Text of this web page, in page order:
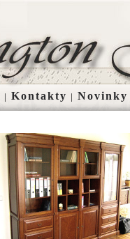
| Kontakty | Novinky